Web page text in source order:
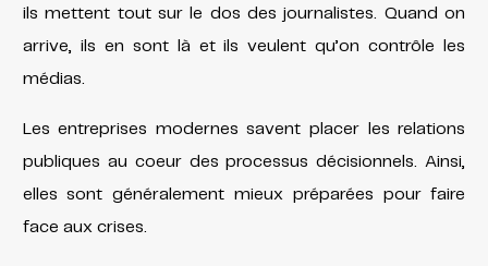
ils mettent tout sur le dos des journalistes. Quand on
arrive, ils en sont là et ils veulent qu’on contrôle les
médias.
Les entreprises modernes savent placer les relations
publiques au coeur des processus décisionnels. Ainsi,
elles sont généralement mieux préparées pour faire
face aux crises.